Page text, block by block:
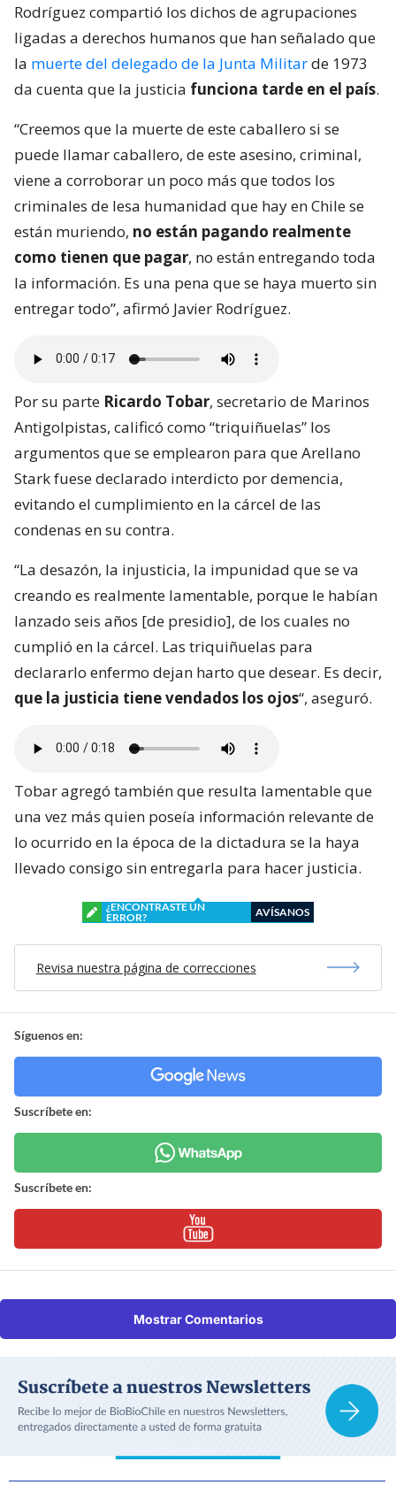
Rodríguez compartió los dichos de agrupaciones
ligadas a derechos humanos que han señalado que
la muerte del delegado de la Junta Militarde 1973
da cuenta que la justicia funciona tarde en el país.
“Creemos que la muerte de este caballero si se
puede llamar caballero, de este asesino, criminal,
viene a corroborar un poco más que todos los
criminales de lesa humanidad que hay en Chile se
están muriendo, no están pagando realmente
como tienen que pagar, no están entregando toda
la información. Es una pena que se haya muerto sin
entregar todo”, afirmó Javier Rodríguez.
Por su parte Ricardo Tobar, secretario de Marinos
Antigolpistas, calificó como “triquiñuelas” los
argumentos que se emplearon para que Arellano
Stark fuese declarado interdicto por demencia,
evitando el cumplimiento en la cárcel de las
condenas en su contra.
“La desazón, la injusticia, la impunidad que se va
creando es realmente lamentable, porque le habían
lanzado seis años [de presidio], de los cuales no
cumplió en la cárcel. Las triquiñuelas para
declararlo enfermo dejan harto que desear. Es decir,
que la justicia tiene vendados los ojos“, aseguró.
Tobar agregó también que resulta lamentable que
una vez más quien poseía información relevante de
lo ocurrido en la época de la dictadura se la haya
llevado consigo sin entregarla para hacer justicia.
¿ENCONTRASTE UN
ERROR?
AVÍSANOS
Revisa nuestra página de correcciones
Síguenos en:
Suscríbete en:
Suscríbete en:
Mostrar Comentarios